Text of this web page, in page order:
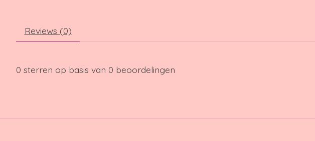
Reviews (0)
0 sterren op basis van 0 beoordelingen